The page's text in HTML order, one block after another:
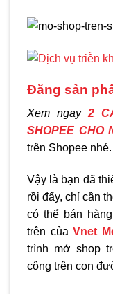
Đăng sản
Xem ngay 2
SHOPEE CHO
trên Shopee nhé.
Vậy là bạn đã
rồi đấy, chỉ cần
có thể bán
trên củaVnet
trình mở shop
công trên con